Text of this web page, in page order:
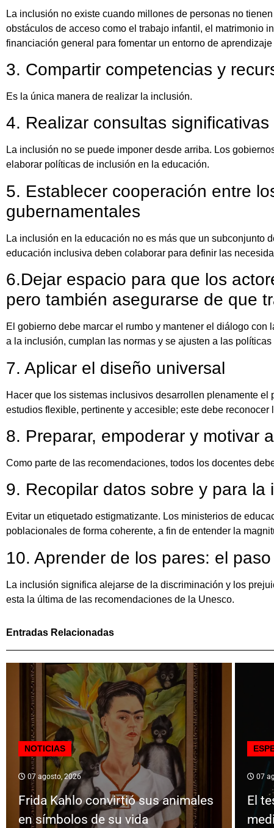
La inclusión no existe cuando millones de personas no
obstáculos de acceso como el trabajo infantil, el matrimonio
financiación general para fomentar un entorno de
3. Compartir competencias y
Es la única manera de realizar la inclusión.
4. Realizar consultas
La inclusión no se puede imponer desde arriba. Los
elaborar políticas de inclusión en la educación.
5. Establecer cooperación entre
gubernamentales
La inclusión en la educación no es más que un subconjunto
educación inclusiva deben colaborar para definir las
6.Dejar espacio para que los
pero también asegurarse de que
El gobierno debe marcar el rumbo y mantener el diálogo
a la inclusión, cumplan las normas y se ajusten a las
7. Aplicar el diseño universal
Hacer que los sistemas inclusivos desarrollen plenamente
estudios flexible, pertinente y accesible; este debe
8. Preparar, empoderar y motivar
Como parte de las recomendaciones, todos los docentes
9. Recopilar datos sobre y para
Evitar un etiquetado estigmatizante. Los ministerios de
poblacionales de forma coherente, a fin de entender la
10. Aprender de los pares: el
La inclusión significa alejarse de la discriminación y los
esta la última de las recomendaciones de la Unesco.
Entradas Relacionadas
NOTICIAS
07 agosto, 2026
Frida Kahlo convirtió sus animales
en símbolos de su vida
07
El